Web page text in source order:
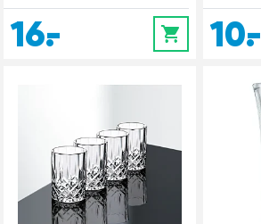
16,- 0 10,-